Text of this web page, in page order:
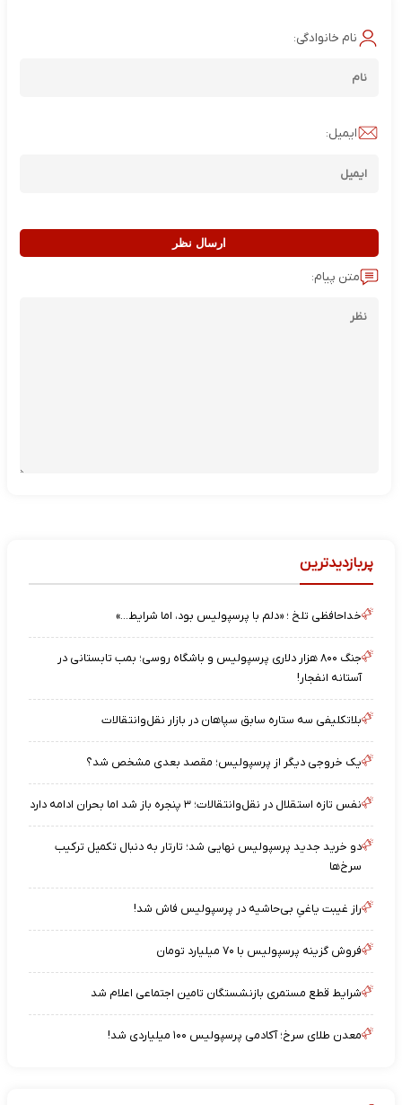
نام خانوادگی:
ایمیل:
ارسال نظر
متن پیام:
پربازدیدترین
خداحافظی تلخ ؛ «دلم با پرسپولیس بود، اما شرایط…»
جنگ ۸۰۰ هزار دلاری پرسپولیس و باشگاه روسی؛ بمب تابستانی در
آستانه انفجار!
بلاتکلیفی سه ستاره سابق سپاهان در بازار نقل‌وانتقالات
یک خروجی دیگر از پرسپولیس؛ مقصد بعدی مشخص شد؟
نفس تازه استقلال در نقل‌وانتقالات؛ ۳ پنجره باز شد اما بحران ادامه دارد
دو خرید جدید پرسپولیس نهایی شد؛ تارتار به دنبال تکمیل ترکیب
سرخ‌ها
راز غیبت یاغیِ بی‌حاشیه در پرسپولیس فاش شد!
فروش گزینه پرسپولیس با ۷۰ میلیارد تومان
شرایط قطع مستمری بازنشستگان تامین اجتماعی اعلام شد
معدن طلای سرخ؛ آکادمی پرسپولیس ۱۰۰ میلیاردی شد!